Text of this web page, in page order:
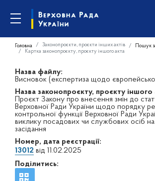
Головна Законопроєкти, проєкти інших актів
Пошук
Картка законопроєкту, проєкту іншого акта
Назва файлу:
Висновок (експертиза щодо
Назва законопроєкту, проєкту іншого
Проєкт Закону про внесення змін до
Верховної Ради України щодо порядку
контрольної функції Верховної Ради
виклику посадових чи службових осіб
засідання
Номер, дата реєстрації:
13012 від 11.02.2025
Поділитись: